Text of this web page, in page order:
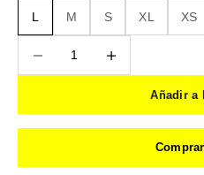
L M S XL XS
Añadir a